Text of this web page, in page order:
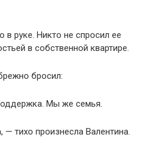
в руке. Никто не спросил ее
в собственной квартире.
бросил:
Мы же семья.
тихо произнесла Валентина.